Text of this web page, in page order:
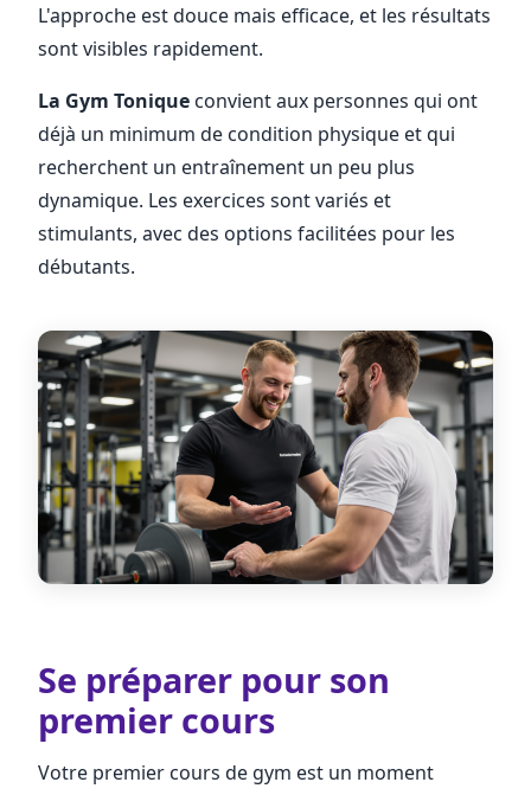
L'approche est douce mais efficace, et les résultats
sont visibles rapidement.
La Gym Tonique convient aux personnes qui ont
déjà un minimum de condition physique et qui
recherchent un entraînement un peu plus
dynamique. Les exercices sont variés et
stimulants, avec des options facilitées pour les
débutants.
Se préparer pour son
premier cours
Votre premier cours de gym est un moment